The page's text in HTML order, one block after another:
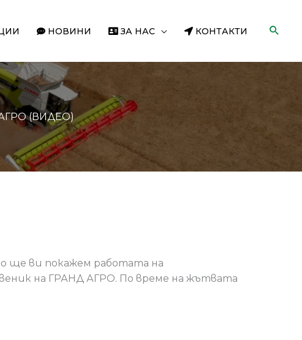
НОВИНИ ЗА НАС КОНТАКТИ
АГРО (ВИДЕО)
ще ви покажем работата на
на ГРАНД АГРО. По време на жътвата